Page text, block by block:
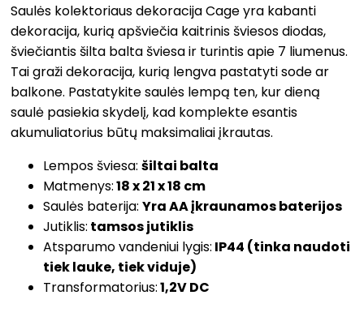
Saulės kolektoriaus dekoracija Cage yra kabanti
dekoracija, kurią apšviečia kaitrinis šviesos diodas,
šviečiantis šilta balta šviesa ir turintis apie 7 liumenus.
Tai graži dekoracija, kurią lengva pastatyti sode ar
balkone. Pastatykite saulės lempą ten, kur dieną
saulė pasiekia skydelį, kad komplekte esantis
akumuliatorius būtų maksimaliai įkrautas.
Lempos šviesa: šiltai balta
Matmenys:18 x 21 x 18 cm
Saulės baterija: Yra AA įkraunamos baterijos
Jutiklis: tamsos jutiklis
Atsparumo vandeniui lygis: IP44 (tinka naudoti
tiek lauke, tiek viduje)
Transformatorius:1,2V DC